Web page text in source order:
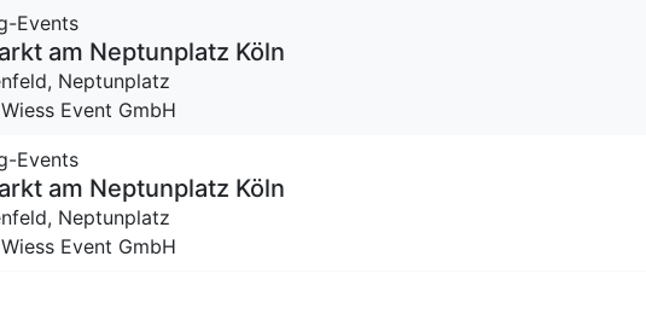
Events
am Neptunplatz Köln
Neptunplatz
Event GmbH
Events
am Neptunplatz Köln
Neptunplatz
Event GmbH